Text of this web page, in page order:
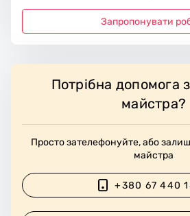
Запропонувати
Потрібна допомога
майстра?
Просто зателефонуйте, або
майстра
+380 67 440